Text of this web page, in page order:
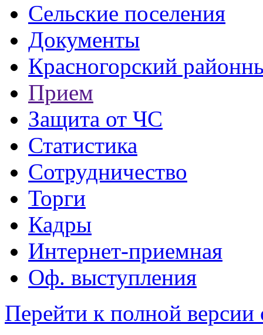
Сельские поселения
Документы
Красногорский
Прием
Защита от ЧС
Статистика
Сотрудничество
Торги
Кадры
Интернет-приемная
Оф. выступления
Перейти к полной версии